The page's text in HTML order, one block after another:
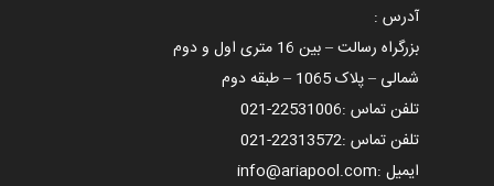
آدرس :
بزرگراه رسالت – بین 16 متری اول و دوم
شمالی – پلاک 1065 – طبقه دوم
تلفن تماس :021-22531006
تلفن تماس :021-22313572
ایمیل :info@ariapool.com